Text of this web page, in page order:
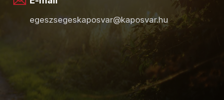
egeszsegeskaposvar@kaposvar.hu